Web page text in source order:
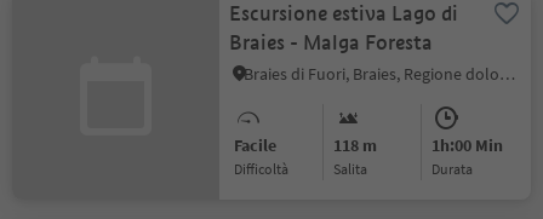
Escursione estiva Lago di
Braies - Malga Foresta
Braies di Fuori, Braies, Regione dolomitica 3 Cime
Facile
Difficoltà
118 m
Salita
1h:00 Min
durata